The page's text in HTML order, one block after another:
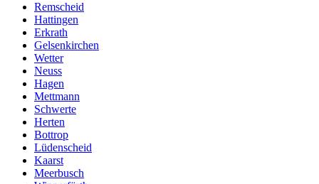
Remscheid
Hattingen
Erkrath
Gelsenkirchen
Wetter
Neuss
Hagen
Mettmann
Schwerte
Herten
Bottrop
Lüdenscheid
Kaarst
Meerbusch